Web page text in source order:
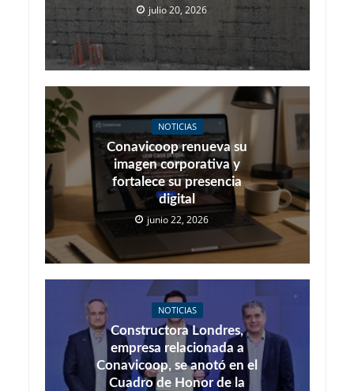
julio 20, 2026
NOTICIAS
Conavicoop renueva su
imagen corporativa y
fortalece su presencia
digital
junio 22, 2026
NOTICIAS
Constructora Londres,
empresa relacionada a
Conavicoop, se anotó en el
Cuadro de Honor de la